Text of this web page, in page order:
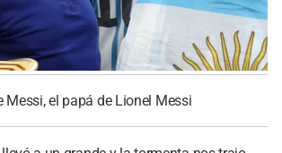
Messi, el papá de Lionel Messi